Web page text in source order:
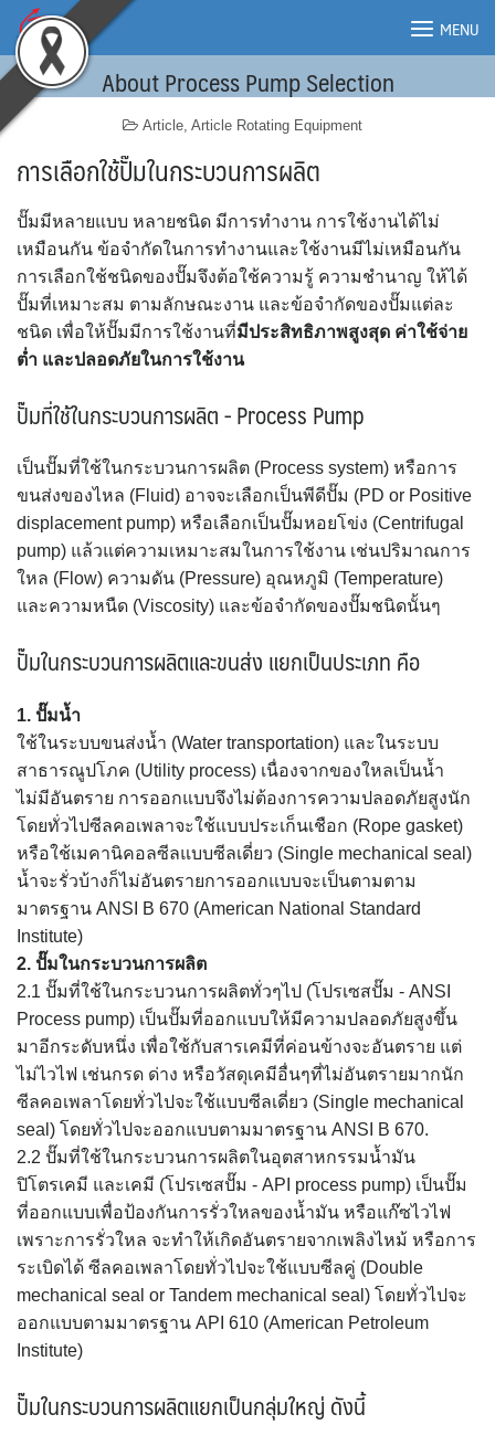
Skip
content
MENU
MENU
About Process Pump Selection
Article, Article Rotating Equipment
การเลือกใช้ปั๊มในกระบวนการผลิต
ปั๊มมีหลายแบบ หลายชนิด มีการทำงาน การใช้งานได้ไม่
เหมือนกัน ข้อจำกัดในการทำงานและใช้งานมีไม่เหมือนกัน
การเลือกใช้ชนิดของปั๊มจึงต้อใช้ความรู้ ความชำนาญ ให้ได้
ปั๊มที่เหมาะสม ตามลักษณะงาน และข้อจำกัดของปั๊มแต่ละ
ชนิด เพื่อให้ปั๊มมีการใช้งานที่มีประสิทธิภาพสูงสุด ค่าใช้จ่าย
ต่ำ และปลอดภัยในการใช้งาน
ปั๊มที่ใช้ในกระบวนการผลิต -Process Pump
เป็นปั๊มที่ใช้ในกระบวนการผลิต (Process system) หรือการ
ขนส่งของไหล (Fluid) อาจจะเลือกเป็นพีดีปั๊ม (PD or Positive
displacement pump) หรือเลือกเป็นปั๊มหอยโข่ง (Centrifugal
pump) แล้วแต่ความเหมาะสมในการใช้งาน เช่นปริมาณการ
ใหล (Flow) ความดัน (Pressure) อุณหภูมิ (Temperature)
และความหนืด (Viscosity) และข้อจำกัดของปั๊มชนิดนั้นๆ
ปั๊มในกระบวนการผลิตและขนส่ง แยกเป็นประเภท คือ
1. ปั๊มน้ำ
ใช้ในระบบขนส่งน้ำ (Water transportation) และในระบบ
สาธารณูปโภค (Utility process) เนื่องจากของใหลเป็นน้ำ
ไม่มีอันตราย การออกแบบจึงไม่ต้องการความปลอดภัยสูงนัก
โดยทั่วไปซีลคอเพลาจะใช้แบบประเก็นเชือก (Rope gasket)
หรือใช้เมคานิคอลซีลแบบซีลเดี่ยว (Single mechanical seal)
น้ำจะรั่วบ้างก็ไม่อันตรายการออกแบบจะเป็นตามตาม
มาตรฐาน ANSI B 670 (American National Standard
Institute)
2. ปั๊มในกระบวนการผลิต
2.1 ปั๊มที่ใช้ในกระบวนการผลิตทั่วๆไป (โปรเซสปั๊ม - ANSI
Process pump) เป็นปั๊มที่ออกแบบให้มีความปลอดภัยสูงขึ้น
มาอีกระดับหนึ่ง เพื่อใช้กับสารเคมีที่ค่อนข้างจะอันตราย แต่
ไม่ไวไฟ เช่นกรด ด่าง หรือวัสดุเคมีอื่นๆที่ไม่อันตรายมากนัก
ซีลคอเพลาโดยทั่วไปจะใช้แบบซีลเดี่ยว (Single mechanical
seal) โดยทั่วไปจะออกแบบตามมาตรฐาน ANSI B 670.
2.2 ปั๊มที่ใช้ในกระบวนการผลิตในอุตสาหกรรมน้ำมัน
ปิโตรเคมี และเคมี (โปรเซสปั๊ม - API process pump) เป็นปั๊ม
ที่ออกแบบเพื่อป้องกันการรั่วใหลของน้ำมัน หรือแก๊ซไวไฟ
เพราะการรั่วใหล จะทำให้เกิดอันตรายจากเพลิงไหม้ หรือการ
ระเบิดได้ ซีลคอเพลาโดยทั่วไปจะใช้แบบซีลคู่ (Double
mechanical seal or Tandem mechanical seal) โดยทั่วไปจะ
ออกแบบตามมาตรฐาน API 610 (American Petroleum
Institute)
ปั๊มในกระบวนการผลิตแยกเป็นกลุ่มใหญ่ ดังนี้